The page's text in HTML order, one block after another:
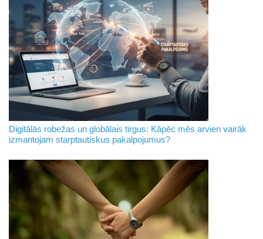
Digitālās robežas un globālais tirgus: Kāpēc mēs arvien vairāk
izmantojam starptautiskus pakalpojumus?